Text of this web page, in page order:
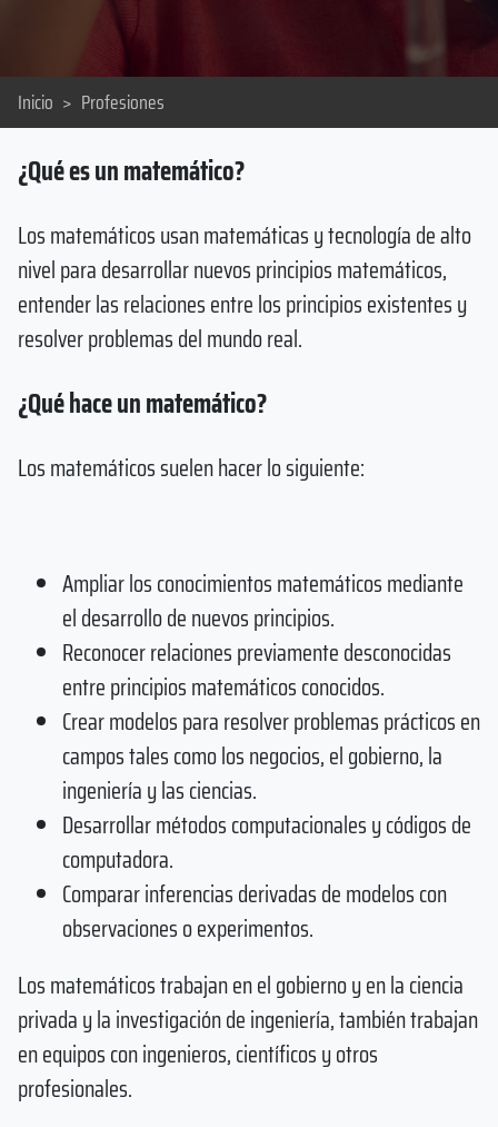
Inicio > Profesiones
¿Qué es un matemático?
Los matemáticos usan matemáticas y tecnología de alto
nivel para desarrollar nuevos principios matemáticos,
entender las relaciones entre los principios existentes y
resolver problemas del mundo real.
¿Qué hace un matemático?
Los matemáticos suelen hacer lo siguiente:
Ampliar los conocimientos matemáticos mediante
el desarrollo de nuevos principios.
Reconocer relaciones previamente desconocidas
entre principios matemáticos conocidos.
Crear modelos para resolver problemas prácticos en
campos tales como los negocios, el gobierno, la
ingeniería y las ciencias.
Desarrollar métodos computacionales y códigos de
computadora.
Comparar inferencias derivadas de modelos con
observaciones o experimentos.
Los matemáticos trabajan en el gobierno y en la ciencia
privada y la investigación de ingeniería, también trabajan
en equipos con ingenieros, científicos y otros
profesionales.